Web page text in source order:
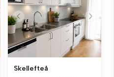
Skellefteå